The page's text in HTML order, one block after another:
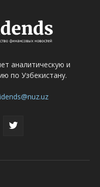
аналитическую и
по Узбекистану.